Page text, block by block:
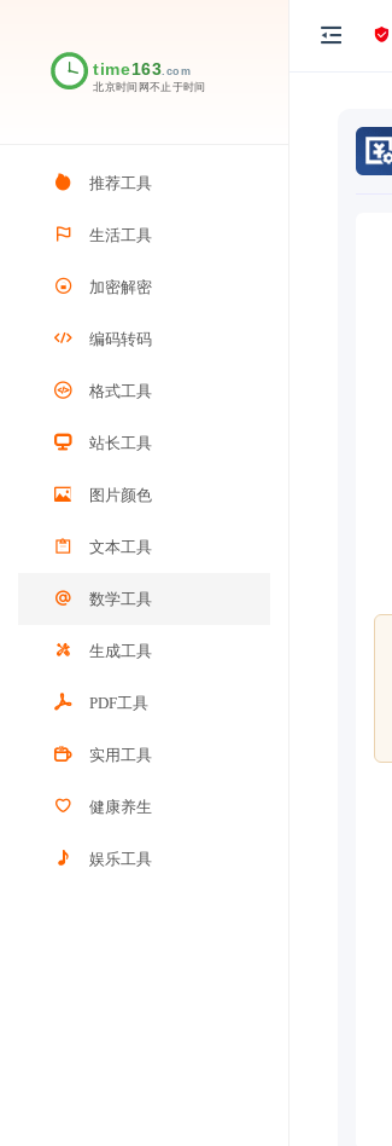
推荐工具
生活工具
加密解密
编码转码
格式工具
站长工具
图片颜色
文本工具
数学工具
生成工具
PDF工具
实用工具
健康养生
娱乐工具